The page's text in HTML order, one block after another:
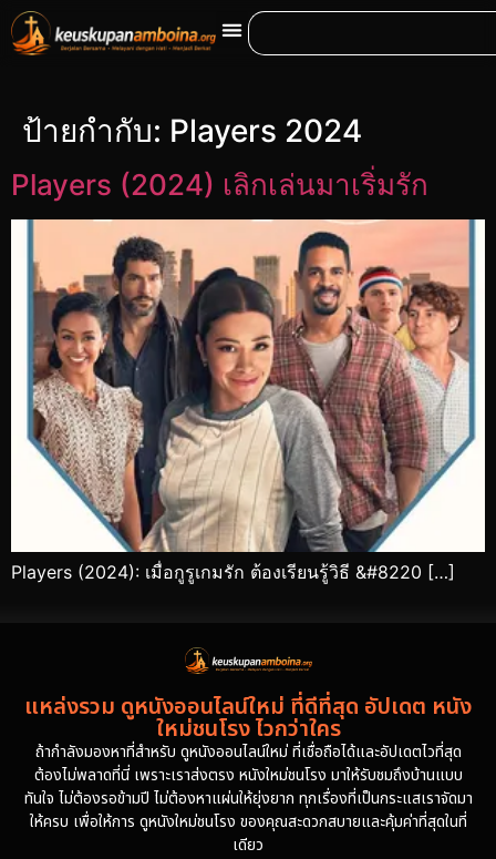
ป้ายกำกับ: Players 2024
Players (2024) เลิกเล่นมาเริ่มรัก
Players (2024): เมื่อกูรูเกมรัก ต้องเรียนรู้วิธี &#8220 […]
แหล่งรวม ดูหนังออนไลน์ใหม่ ที่ดีที่สุด อัปเดต หนัง
ใหม่ชนโรง ไวกว่าใคร
ถ้ากำลังมองหาที่สำหรับ ดูหนังออนไลน์ใหม่ ที่เชื่อถือได้และอัปเดตไวที่สุด
ต้องไม่พลาดที่นี่ เพราะเราส่งตรง หนังใหม่ชนโรง มาให้รับชมถึงบ้านแบบ
ทันใจ ไม่ต้องรอข้ามปี ไม่ต้องหาแผ่นให้ยุ่งยาก ทุกเรื่องที่เป็นกระแสเราจัดมา
ให้ครบ เพื่อให้การ ดูหนังใหม่ชนโรง ของคุณสะดวกสบายและคุ้มค่าที่สุดในที่
เดียว